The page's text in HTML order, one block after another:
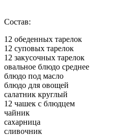
Состав:
12 обеденных тарелок
12 суповых тарелок
12 закусочных тарелок
овальное блюдо среднее
блюдо под масло
блюдо для овощей
салатник круглый
12 чашек с блюдцем
чайник
сахарница
сливочник